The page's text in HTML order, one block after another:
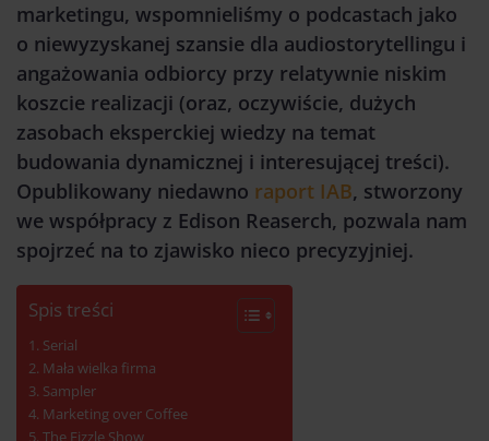
marketingu, wspomnieliśmy o podcastach jako
o niewyzyskanej szansie dla audiostorytellingu i
angażowania odbiorcy przy relatywnie niskim
koszcie realizacji (oraz, oczywiście, dużych
zasobach eksperckiej wiedzy na temat
budowania dynamicznej i interesującej treści).
Opublikowany niedawno raport IAB, stworzony
we współpracy z Edison Reaserch, pozwala nam
spojrzeć na to zjawisko nieco precyzyjniej.
Spis treści
Serial
Mała wielka firma
Sampler
Marketing over Coffee